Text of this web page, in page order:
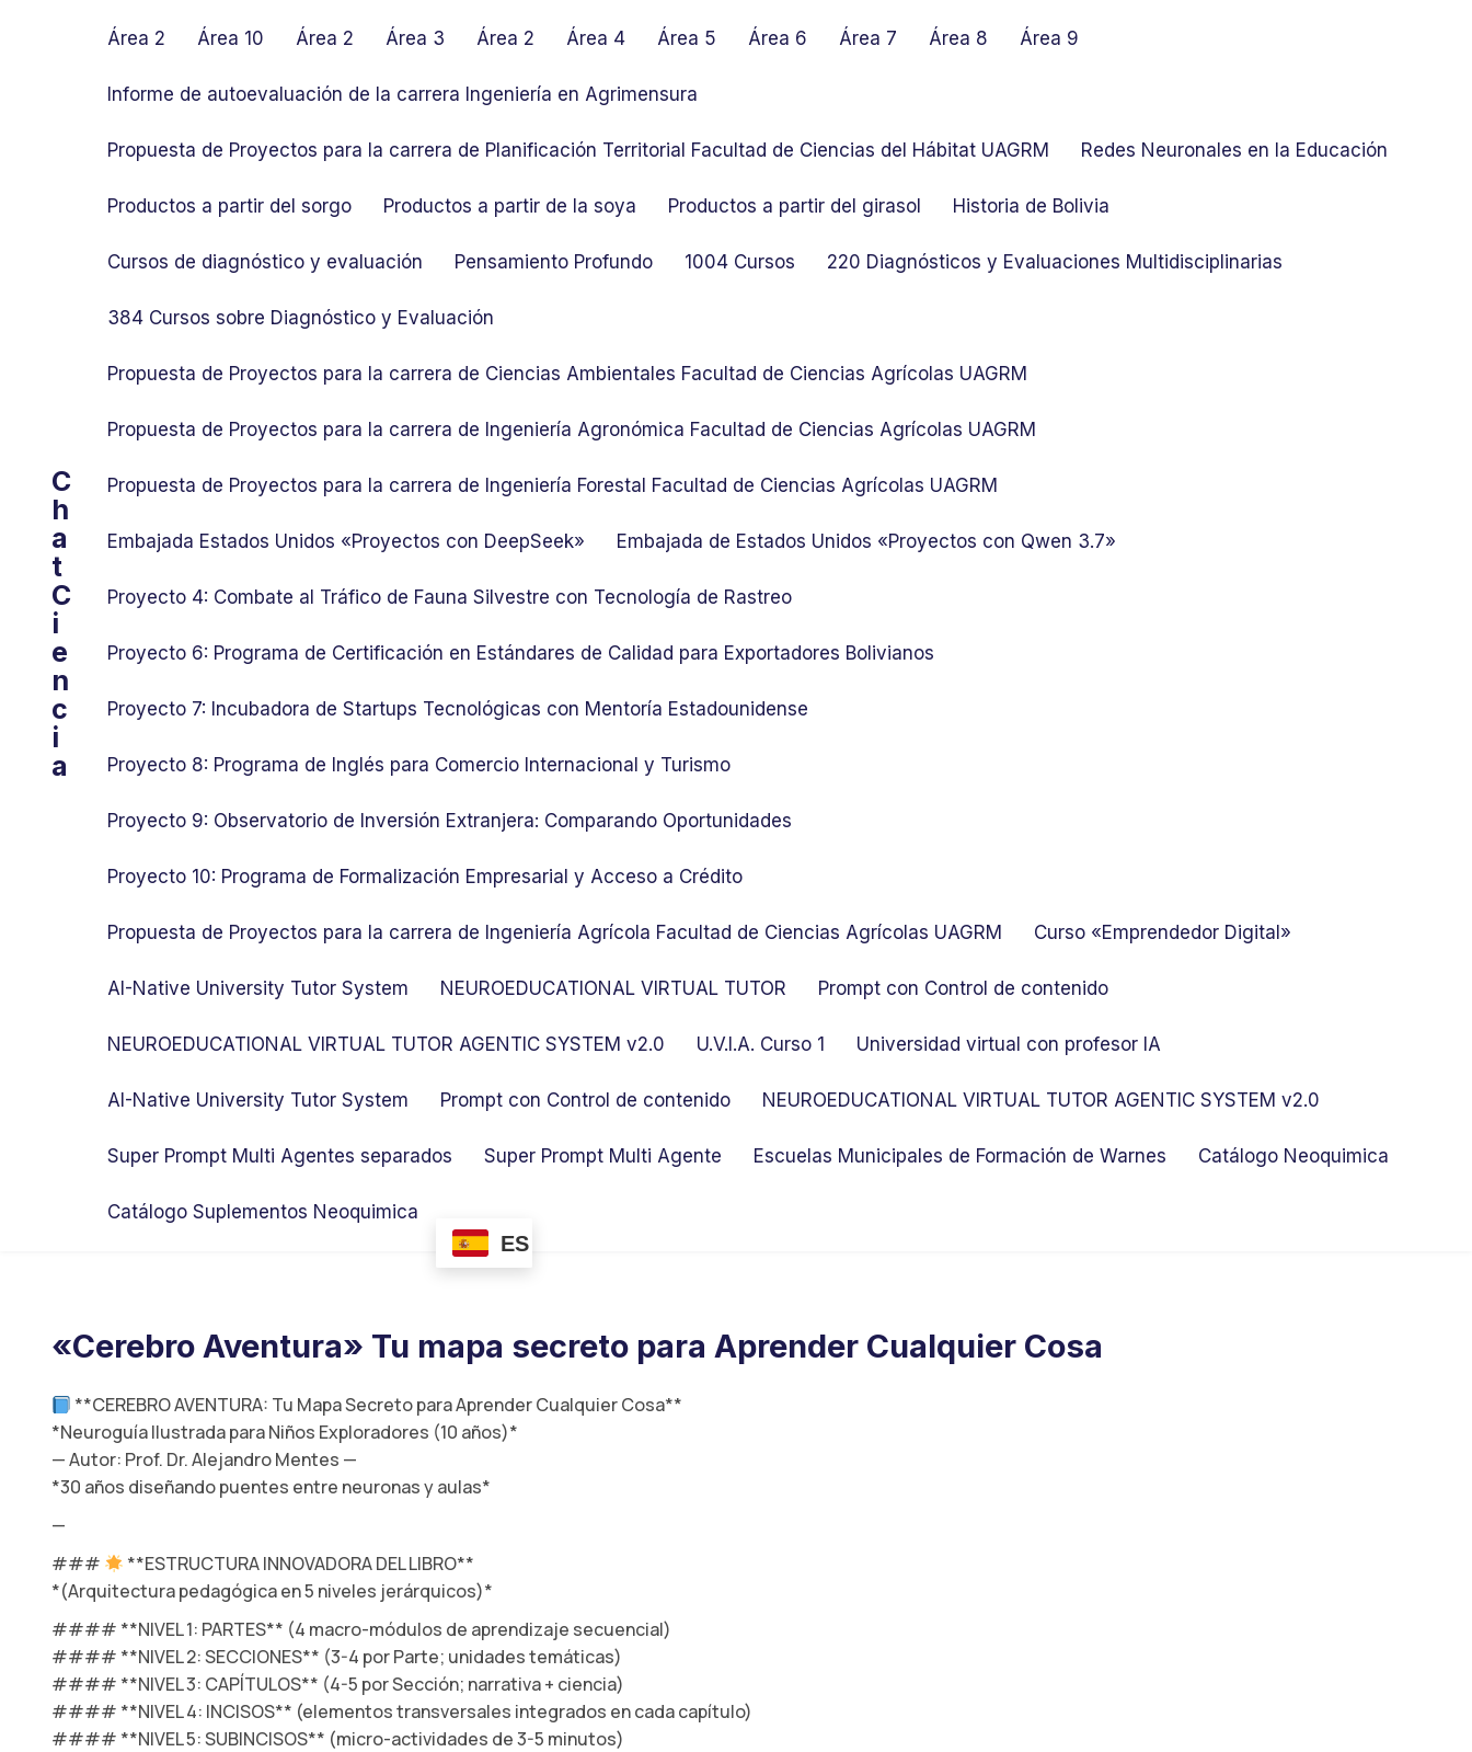
C
h
a
t
C
i
e
n
c
i
a
Área 2 Área 10 Área 2 Área 3 Área 2 Área 4 Área 5 Área 6 Área 7 Área 8 Área 9
Informe de autoevaluación de la carrera Ingeniería en Agrimensura
Propuesta de Proyectos para la carrera de Planificación Territorial Facultad de Ciencias del Hábitat UAGRM Redes Neuronales en la Educación
Productos a partir del sorgo Productos a partir de la soya Productos a partir del girasol Historia de Bolivia
Cursos de diagnóstico y evaluación Pensamiento Profundo 1004 Cursos 220 Diagnósticos y Evaluaciones Multidisciplinarias
384 Cursos sobre Diagnóstico y Evaluación
Propuesta de Proyectos para la carrera de Ciencias Ambientales Facultad de Ciencias Agrícolas UAGRM
Propuesta de Proyectos para la carrera de Ingeniería Agronómica Facultad de Ciencias Agrícolas UAGRM
Propuesta de Proyectos para la carrera de Ingeniería Forestal Facultad de Ciencias Agrícolas UAGRM
Embajada Estados Unidos «Proyectos con DeepSeek» Embajada de Estados Unidos «Proyectos con Qwen 3.7»
Proyecto 4: Combate al Tráfico de Fauna Silvestre con Tecnología de Rastreo
Proyecto 6: Programa de Certificación en Estándares de Calidad para Exportadores Bolivianos
Proyecto 7: Incubadora de Startups Tecnológicas con Mentoría Estadounidense
Proyecto 8: Programa de Inglés para Comercio Internacional y Turismo
Proyecto 9: Observatorio de Inversión Extranjera: Comparando Oportunidades
Proyecto 10: Programa de Formalización Empresarial y Acceso a Crédito
Propuesta de Proyectos para la carrera de Ingeniería Agrícola Facultad de Ciencias Agrícolas UAGRM Curso «Emprendedor Digital»
AI-Native University Tutor System NEUROEDUCATIONAL VIRTUAL TUTOR Prompt con Control de contenido
NEUROEDUCATIONAL VIRTUAL TUTOR AGENTIC SYSTEM v2.0 U.V.I.A. Curso 1 Universidad virtual con profesor IA
AI-Native University Tutor System Prompt con Control de contenido NEUROEDUCATIONAL VIRTUAL TUTOR AGENTIC SYSTEM v2.0
Super Prompt Multi Agentes separados Super Prompt Multi Agente Escuelas Municipales de Formación de Warnes Catálogo Neoquimica
Catálogo Suplementos Neoquimica
ES
«Cerebro Aventura» Tu mapa secreto para Aprender Cualquier Cosa
**CEREBRO AVENTURA: Tu Mapa Secreto para Aprender Cualquier Cosa**
*Neuroguía Ilustrada para Niños Exploradores (10 años)*
— Autor: Prof. Dr. Alejandro Mentes —
*30 años diseñando puentes entre neuronas y aulas*
—
###
**ESTRUCTURA INNOVADORA DEL LIBRO**
*(Arquitectura pedagógica en 5 niveles jerárquicos)*
#### **NIVEL 1: PARTES** (4 macro-módulos de aprendizaje secuencial)
#### **NIVEL 2: SECCIONES** (3-4 por Parte; unidades temáticas)
#### **NIVEL 3: CAPÍTULOS** (4-5 por Sección; narrativa + ciencia)
#### **NIVEL 4: INCISOS** (elementos transversales integrados en cada capítulo)
#### **NIVEL 5: SUBINCISOS** (micro-actividades de 3-5 minutos)